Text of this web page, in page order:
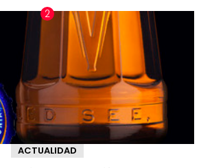
ACTUALIDAD